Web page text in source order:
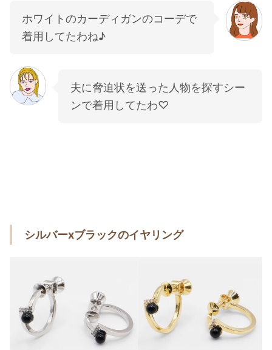
ホワイトのカーディガンのコーデで
着用してたわね♪
夫に脅迫状を送った人物を探すシー
ンで着用してたわ♡
シルバーxブラックのイヤリング